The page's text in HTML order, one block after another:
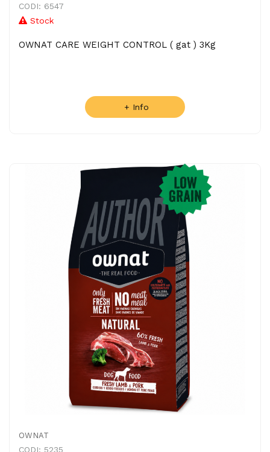
CODI: 6547
Stock
OWNAT CARE WEIGHT CONTROL ( gat ) 3Kg
+ Info
OWNAT
CODI: 5235